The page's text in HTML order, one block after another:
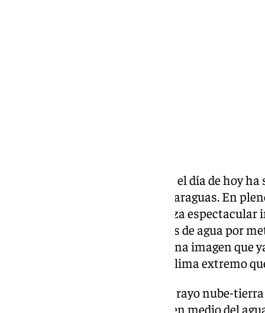
En muchas ciudades españolas el día de hoy
también uno para no salir sin paraguas. En
dana ‘Alice’, un rayo de una fuerza
donde se han registrado 74 litros de agua por
fenómeno meteorológico dejó una imagen que
convirtiéndose en símbolo del clima extremo
Alrededor de las 14:30 horas, un rayo nube-
generando una chispa intensa en medio del